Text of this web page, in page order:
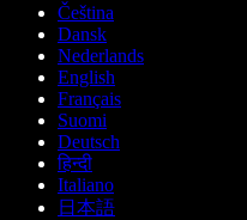
Čeština
Dansk
Nederlands
English
Français
Suomi
Deutsch
हिन्दी
Italiano
日本語